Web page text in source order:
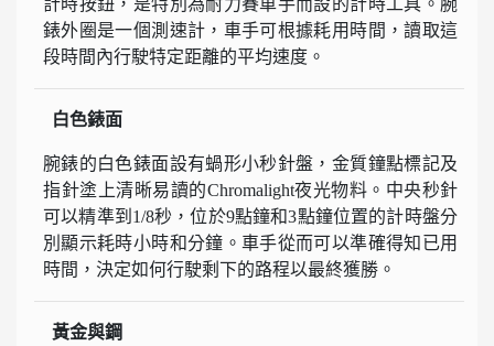
錶外圈是一個測速計，車手可根據耗用時間，讀取這
段時間內行駛特定距離的平均速度。
白色錶面
腕錶的白色錶面設有蝸形小秒針盤，金質鐘點標記及
指針塗上清晰易讀的Chromalight夜光物料。中央秒針
可以精準到1/8秒，位於9點鐘和3點鐘位置的計時盤分
別顯示耗時小時和分鐘。車手從而可以準確得知已用
時間，決定如何行駛剩下的路程以最終獲勝。
黃金與鋼